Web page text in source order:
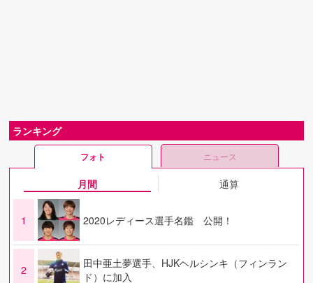
ランキング
フォト ニュース
月間 通算
1 2020レディース選手名鑑 公開！
2
田中亜土夢選手、HJKヘルシンキ（フィンラン
ド）に加入